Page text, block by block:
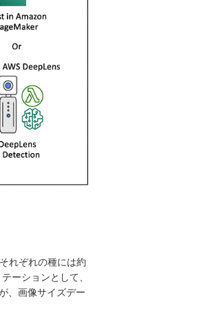
れぞれの種には約
ーションとして、
、画像サイズデー